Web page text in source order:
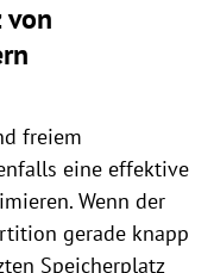
von
freiem
eine effektive
Wenn der
gerade knapp
Speicherplatz